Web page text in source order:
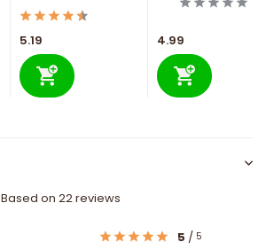
5.19 4.99
Based on 22 reviews
5 / 5